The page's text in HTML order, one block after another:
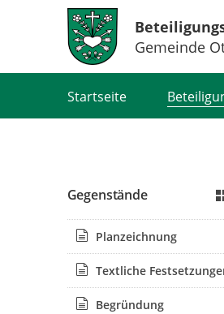
Gemeinde
Startseite
Gegenstände
Planzeichnung
Textliche
Begründung